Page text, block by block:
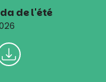
de l'été